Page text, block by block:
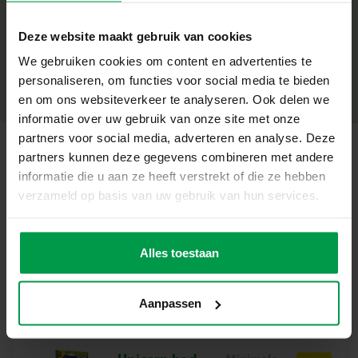
Deze website maakt gebruik van cookies
We gebruiken cookies om content en advertenties te
personaliseren, om functies voor social media te bieden
en om ons websiteverkeer te analyseren. Ook delen we
informatie over uw gebruik van onze site met onze
partners voor social media, adverteren en analyse. Deze
partners kunnen deze gegevens combineren met andere
informatie die u aan ze heeft verstrekt of die ze hebben
verzameld op basis van uw gebruik van hun services.
Alles toestaan
Aanpassen
nagellak
– Meng de verschillende kleuren om zo je eigen unieke
nagellak te maken
– Deze set moedigt aan om nieuwsgierig te zijn naar de
wetenschap en te experimenteren
– Inclusief vrolijke stickers en bio glitters
– Super washable peel-off nagellak
Experimenteer met je eigen nagel studio
Het Nail Studio Lab combineert de wereld van
een avontuur waarin je leert hoe je zelf nagellak maakt,
kleuren mengt en prachtige glittercreaties creëert. Voor
iedereen die van mooie nagels houdt, is dit dé set om te
dat je je creaties gemakkelijk kunt verwijderen en
opnieuw kunt beginnen.
Inhoud van de Set
Productnummer|
25141
Deel dit product
Gerelateerde producten
Glowing dino’s
Minimale